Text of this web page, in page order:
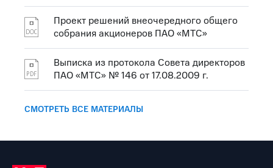
Проект решений внеочередного общего
собрания акционеров ПАО «МТС»
Выписка из протокола Совета директоров
ПАО «МТС» № 146 от 17.08.2009 г.
СМОТРЕТЬ ВСЕ МАТЕРИАЛЫ